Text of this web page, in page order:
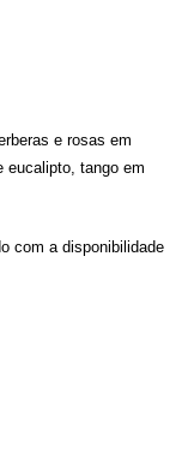
e rosas em
eucalipto, tango em
com a disponibilidade